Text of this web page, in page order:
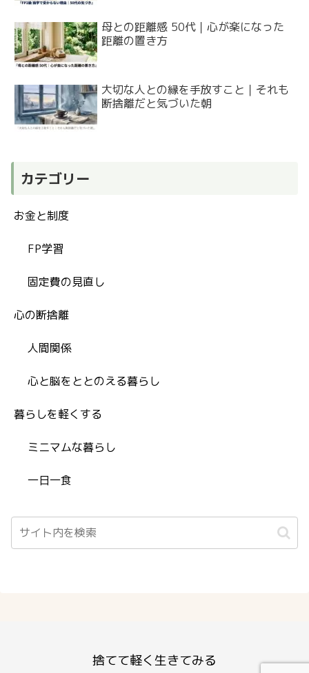
母との距離感 50代｜心が楽になった
距離の置き方
大切な人との縁を手放すこと｜それも
断捨離だと気づいた朝
カテゴリー
お金と制度
FP学習
固定費の見直し
心の断捨離
人間関係
心と脳をととのえる暮らし
暮らしを軽くする
ミニマムな暮らし
一日一食
捨てて軽く生きてみる